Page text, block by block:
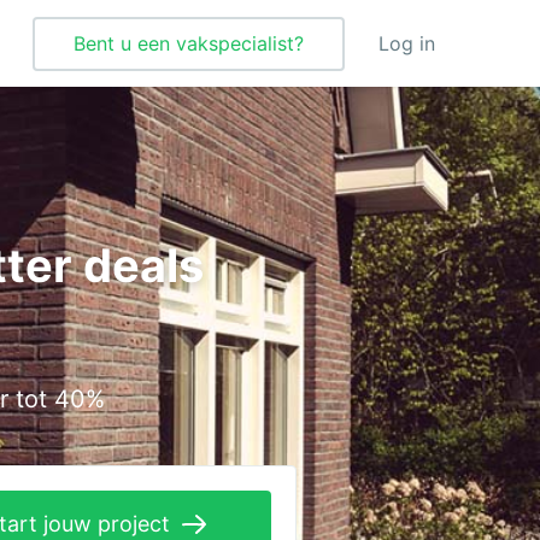
Bent u een vakspecialist? Log in
Tegelzetter
Vloeren
Vochtbestrijding
Warmtepomp
Zonnepanelen
Zonwering
deals
tot 40%
jouw project